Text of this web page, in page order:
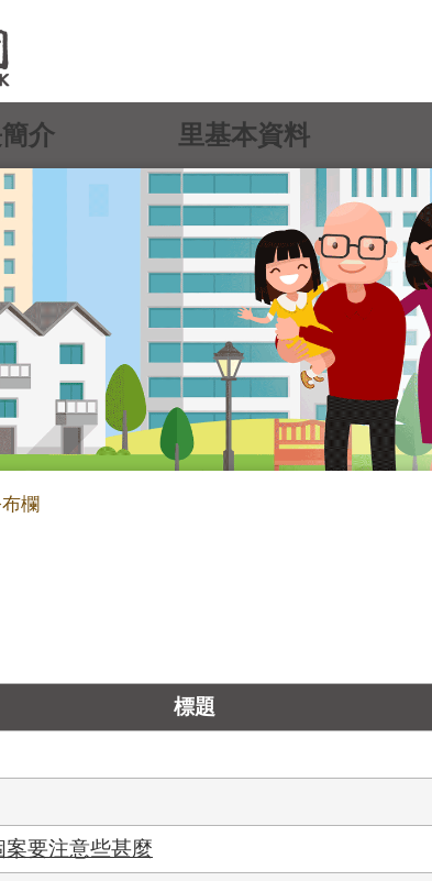
介 里基本資料
欄
標題
要注意些甚麼